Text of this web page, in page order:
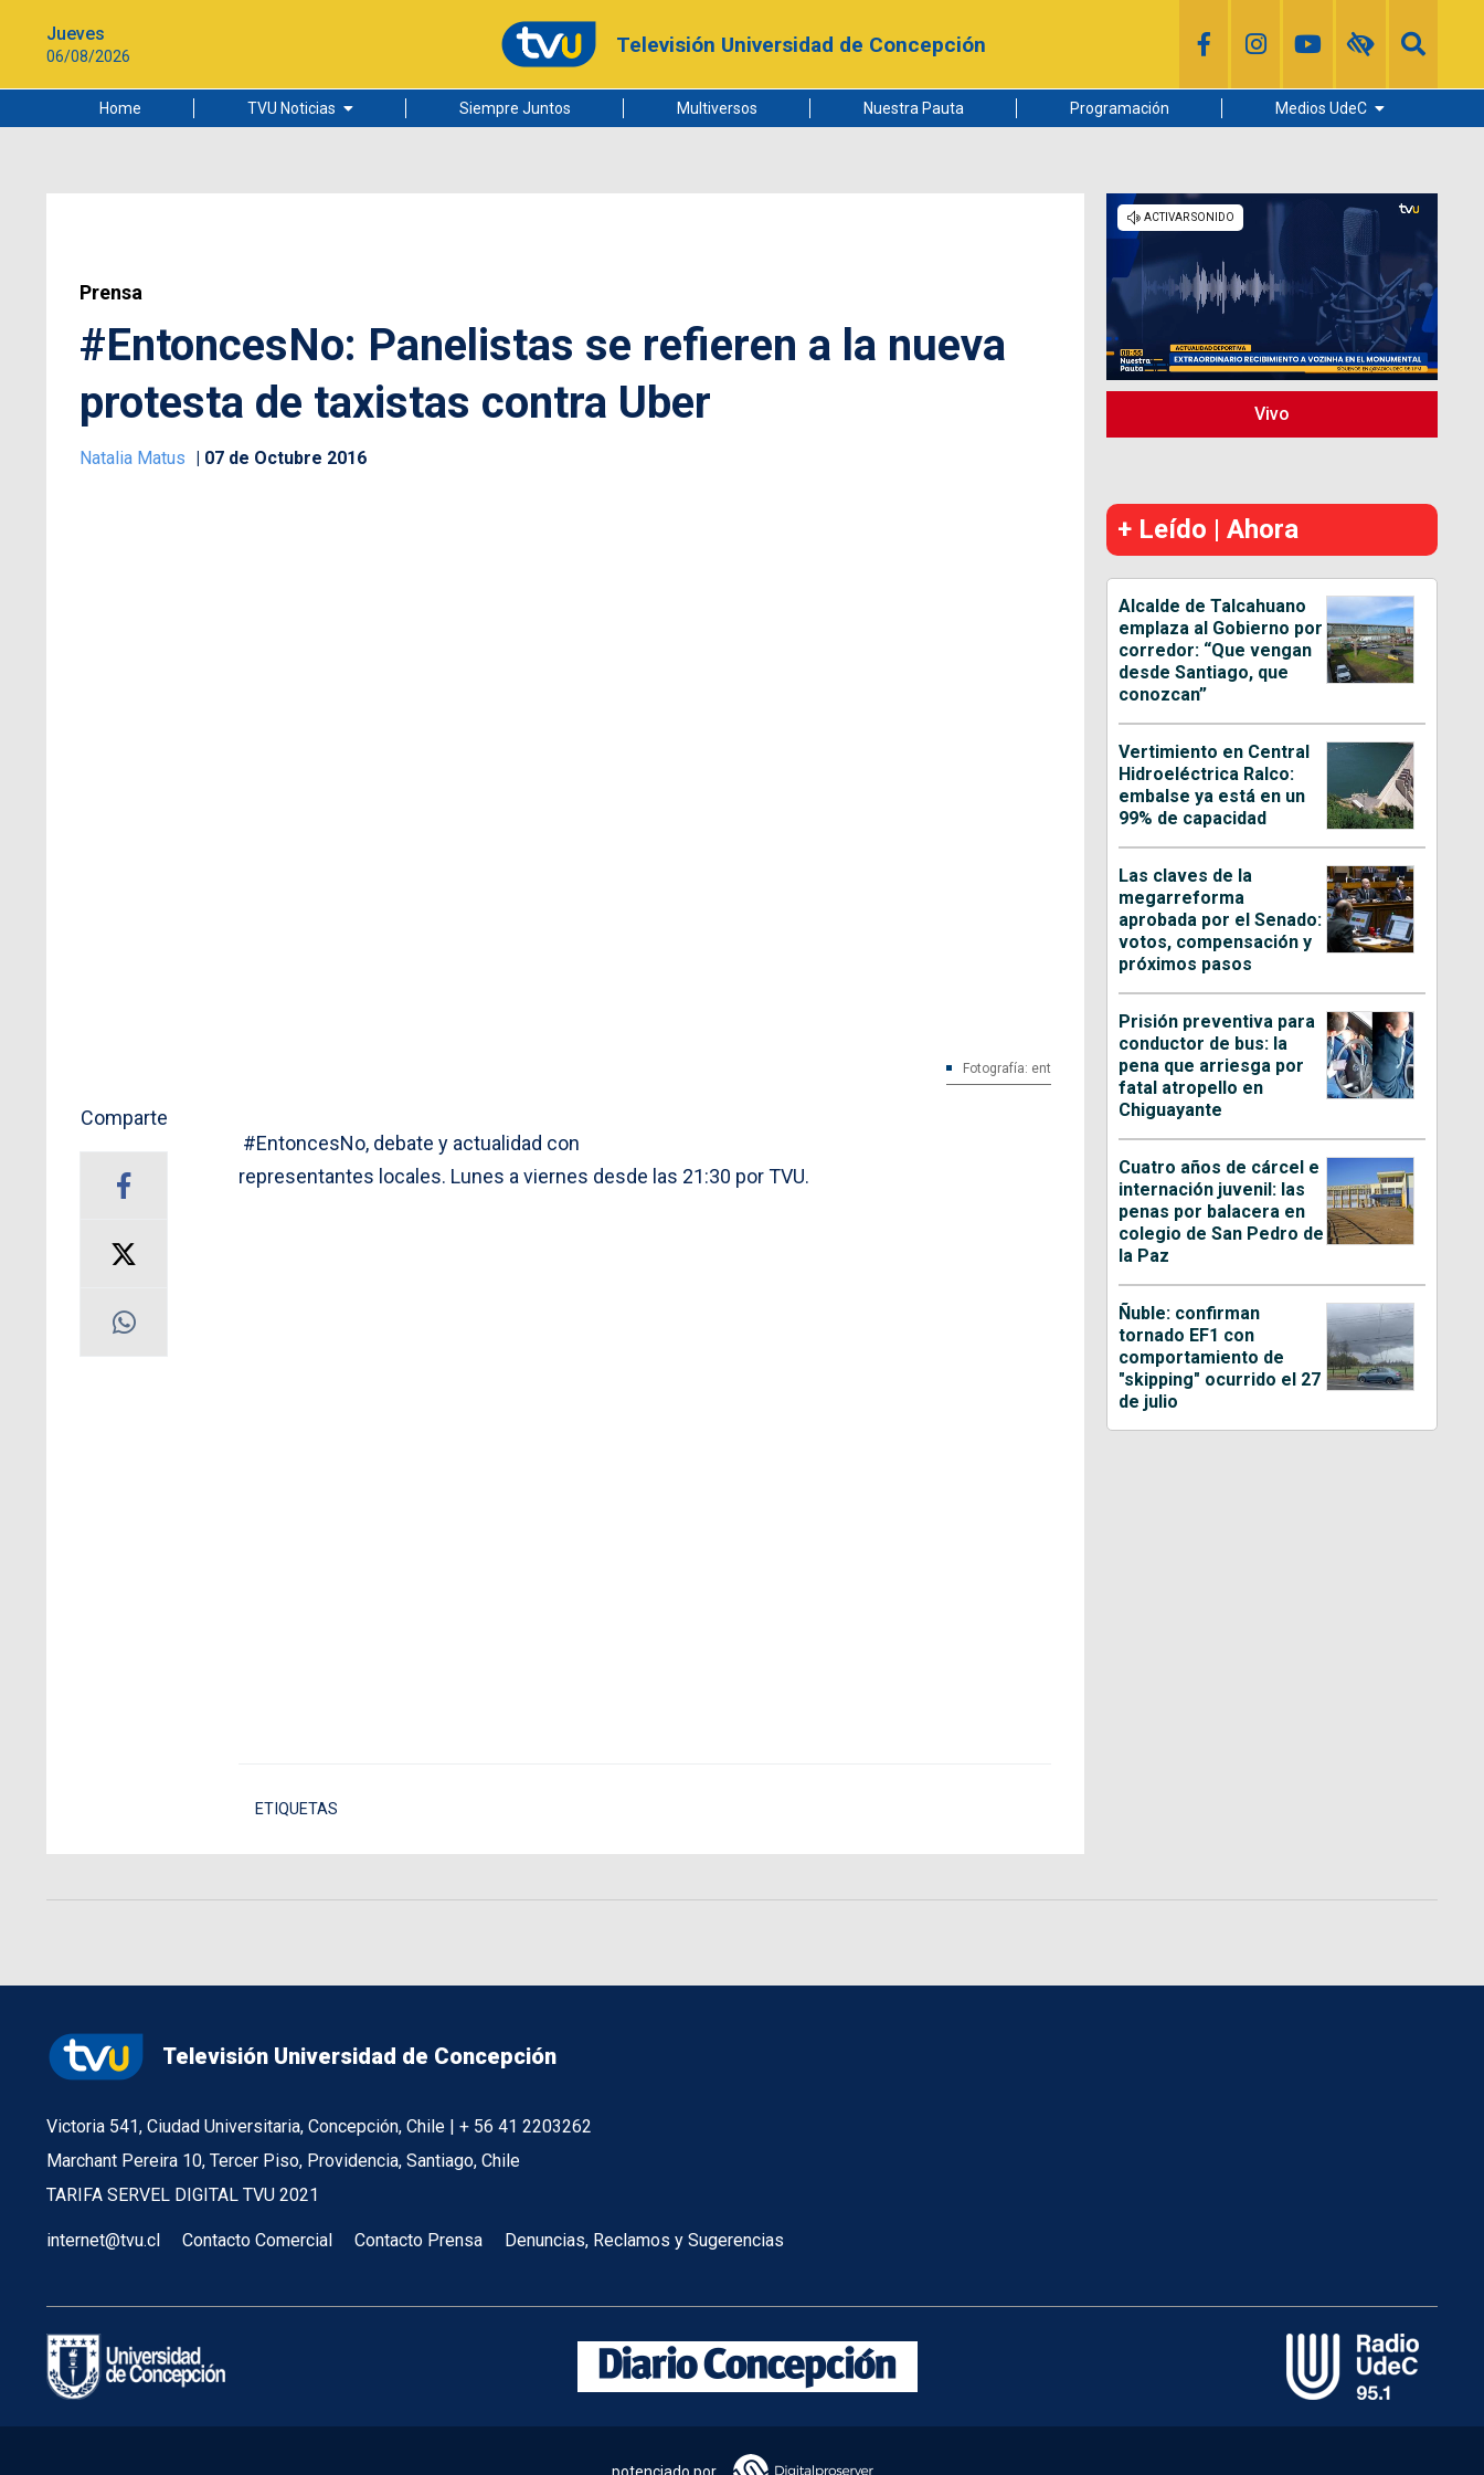
Jueves
06/08/2026 Televisión Universidad de Concepción
Home TVU Noticias
Ciudad
Siempre Juntos Multiversos Nuestra Pauta Programación Medios UdeC
Radio UdeC
Noticias UdeC
La Discusión
Prensa
#EntoncesNo: Panelistas se refieren a la nueva
protesta de taxistas contra Uber
Natalia Matus 07 de Octubre 2016
Fotografía: ent
Comparte
#EntoncesNo, debate y actualidad con
representantes locales. Lunes a viernes desde las 21:30 por TVU.
ETIQUETAS
Vivo
+ Leído | Ahora
Alcalde de Talcahuano
emplaza al Gobierno por
corredor: “Que vengan
desde Santiago, que
conozcan”
Vertimiento en Central
Hidroeléctrica Ralco:
embalse ya está en un
99% de capacidad
Las claves de la
megarreforma
aprobada por el Senado:
votos, compensación y
próximos pasos
Prisión preventiva para
conductor de bus: la
pena que arriesga por
fatal atropello en
Chiguayante
Cuatro años de cárcel e
internación juvenil: las
penas por balacera en
colegio de San Pedro de
la Paz
Ñuble: confirman
tornado EF1 con
comportamiento de
"skipping" ocurrido el 27
de julio
Televisión Universidad de Concepción
Victoria 541, Ciudad Universitaria, Concepción, Chile | + 56 41 2203262
Marchant Pereira 10, Tercer Piso, Providencia, Santiago, Chile
TARIFA SERVEL DIGITAL TVU 2021
internet@tvu.cl Contacto Comercial Contacto Prensa Denuncias, Reclamos y Sugerencias